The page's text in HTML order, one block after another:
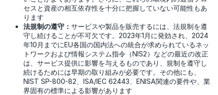
セスと資産の相互依存性を十分に把握していない可能性もあ
ります
法規制の遵守：サービスや製品を販売するには、法規制を遵
守し続けることが不可欠です。2023年1月に発効され、2024
年10月までにEU各国の国内法への統合が求められているネッ
トワークおよび情報システム指令（NIS2）などの最近の改正
は、サービス提供に影響を与えるものであり、規制を遵守し
続けるためには早期の取り組みが必要です。その他にも、
NIST SP-800-82、ISA/IEC 62443、ENISA関連の要件や、業
界固有の標準による影響があります